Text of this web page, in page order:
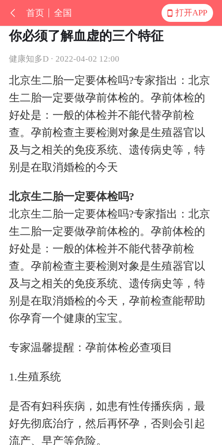
首页 全国 打开APP
你必须了解血虚的三个特征
健康知多D · 2022-04-02 12:00
北京生二胎一定要体检吗?专家指出：北京
生二胎一定要做孕前体检的。孕前体检的
好处是：一般的体检并不能代替孕前检
查。孕前检查主要检测对象是生殖器官以
及与之相关的免疫系统、遗传病史等，特
别是在取消婚检的今天
北京生二胎一定要体检吗?
北京生二胎一定要体检吗?专家指出：北京
生二胎一定要做孕前体检的。孕前体检的
好处是：一般的体检并不能代替孕前检
查。孕前检查主要检测对象是生殖器官以
及与之相关的免疫系统、遗传病史等，特
别是在取消婚检的今天，孕前检查能帮助
你孕育一个健康的宝宝。
专家温馨提醒：孕前体检必查项目
1.生殖系统
是否有妇科疾病，如患有性传播疾病，最
好先彻底治疗，然后再怀孕，否则会引起
流产、早产等危险。